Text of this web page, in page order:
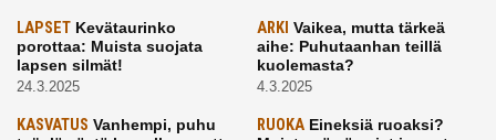
LAPSET Kevätaurinko
porottaa: Muista suojata
lapsen silmät!
24.3.2025
ARKI Vaikea, mutta tärkeä
aihe: Puhutaanhan teillä
kuolemasta?
4.3.2025
KASVATUS Vanhempi, puhu
RUOKAEineksiä ruoaksi?